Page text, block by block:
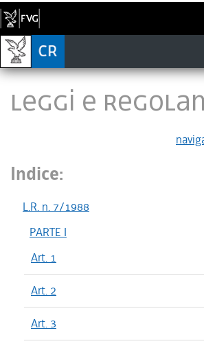
LEGGI E
Indice:
L.R. n. 7/1988
PARTE I
Art. 1
Art. 2
Art. 3